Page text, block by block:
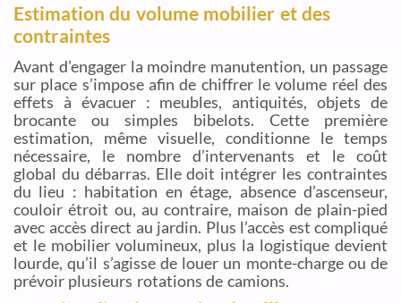
Estimation du volume mobilier et des
contraintes
Avant d’engager la moindre manutention, un passage
sur place s’impose afin de chiffrer le volume réel des
effets à évacuer : meubles, antiquités, objets de
brocante ou simples bibelots. Cette première
estimation, même visuelle, conditionne le temps
nécessaire, le nombre d’intervenants et le coût
global du débarras. Elle doit intégrer les contraintes
du lieu : habitation en étage, absence d’ascenseur,
couloir étroit ou, au contraire, maison de plain-pied
avec accès direct au jardin. Plus l’accès est compliqué
et le mobilier volumineux, plus la logistique devient
lourde, qu’il s’agisse de louer un monte-charge ou de
prévoir plusieurs rotations de camions.